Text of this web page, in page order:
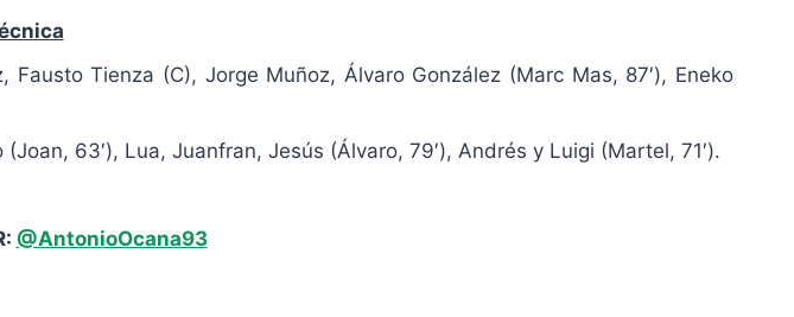
Tienza (C), Jorge Muñoz, Álvaro González (Marc Mas, 87′), Eneko
63′), Lua, Juanfran, Jesús (Álvaro, 79′), Andrés y Luigi (Martel, 71′).
@AntonioOcana93